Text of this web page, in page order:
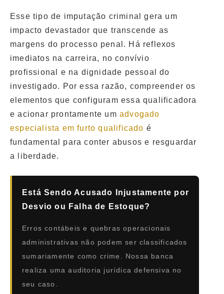
Esse tipo de imputação criminal gera um
impacto devastador que transcende as
margens do processo penal. Há reflexos
imediatos na carreira, no convívio
profissional e na dignidade pessoal do
investigado. Por essa razão, compreender os
elementos que configuram essa qualificadora
e acionar prontamente um advogado
especialista em furto qualificado é
fundamental para conter abusos e resguardar
a liberdade.
Está Sendo Acusado Injustamente por
Desvio ou Falha de Estoque?
Erros contábeis e quebras operacionais
administrativas não podem ser classificados
sumariamente como crime. Nossa banca
realiza uma auditoria jurídica defensiva no
seu caso.